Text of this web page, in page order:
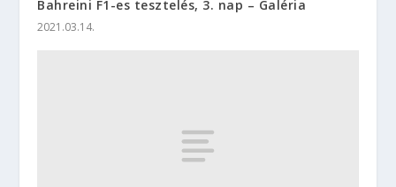
Bahreini F1-es tesztelés, 3. nap – Galéria
2021.03.14.